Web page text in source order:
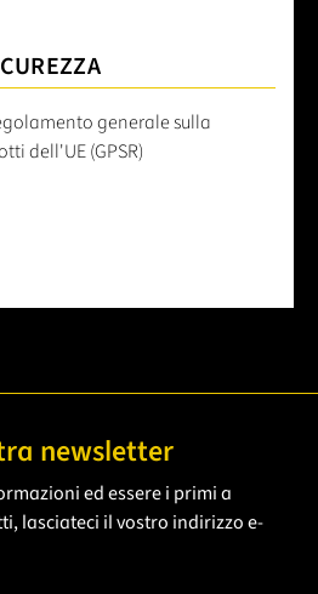
generale sulla
dell'UE (GPSR)
newsletter
ed essere i primi a
lasciateci il vostro indirizzo e-